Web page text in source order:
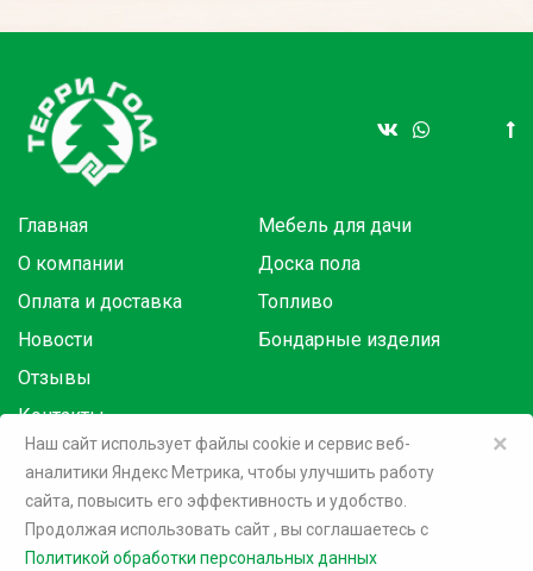
Главная
О компании
Оплата и доставка
Новости
Отзывы
Контакты
Мебель для дачи
Доска пола
Топливо
Бондарные изделия
Товары в розницу на маркетплейсах:
©2026 Терри Голд
×
Наш сайт использует файлы cookie и сервис веб-
аналитики Яндекс Метрика, чтобы улучшить работу
сайта, повысить его эффективность и удобство.
Продолжая использовать сайт, вы соглашаетесь c
Политикой обработки персональных данных